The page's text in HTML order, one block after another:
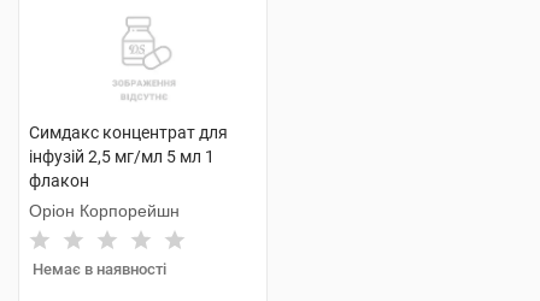
Симдакс концентрат для
інфузій 2,5 мг/мл 5 мл 1
флакон
Оріон Корпорейшн
Немає в наявності